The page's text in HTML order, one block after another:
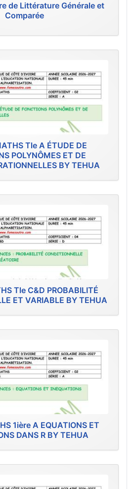
de Littérature Générale et
Comparée
Tle A ÉTUDE DE
POLYNÔMES ET DE
BY TEHUA
Tle C&D PROBABILITÉ
ET VARIABLE BY TEHUA
1ière A EQUATIONS ET
DANS R BY TEHUA